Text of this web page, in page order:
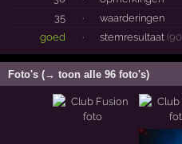
35
·
waarderingen
goed
· stemresultaat
Foto's (→ toon alle 96 foto's)